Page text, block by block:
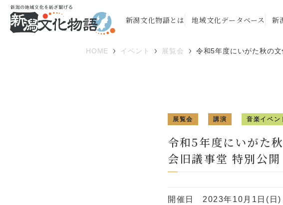
新潟文化物語とは 地域文化データベース 新
HOME イベント 展覧会 令和5年度にいがた秋の
展覧会 講演 音楽イベン
令和5年度にいがた
会旧議事堂 特別公
開催日 2023年10月1日(日